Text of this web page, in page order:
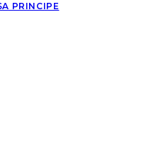
PRINCIPE